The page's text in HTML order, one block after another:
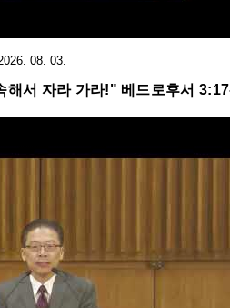
08. 03.
서 자라 가라!" 베드로후서